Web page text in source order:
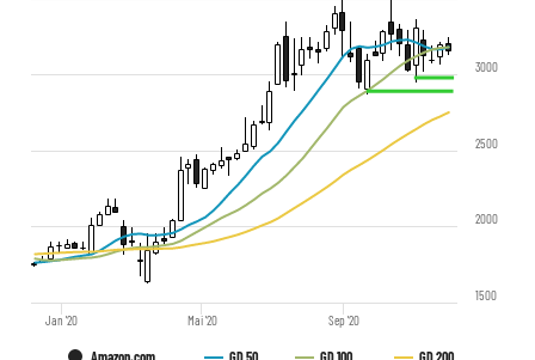
Amazon.com GD 50 GD 100 GD 200
Jan '20 Mai '20 Sep '20
1500
2000
2500
3000